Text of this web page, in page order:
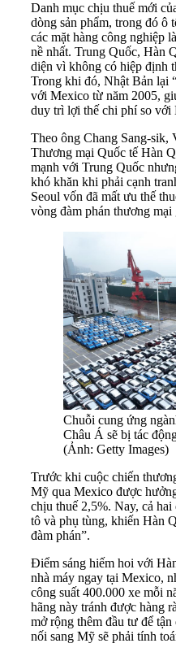
Danh mục chịu thuế mới
dòng sản phẩm, trong đó ô
các mặt hàng công nghiệp
nề nhất. Trung Quốc, Hàn
diện vì không có hiệp định
Trong khi đó, Nhật Bản lại
với Mexico từ năm 2005,
duy trì lợi thế chi phí so với
Theo ông Chang Sang-
Thương mại Quốc tế Hàn
mạnh với Trung Quốc
khó khăn khi phải cạnh
Seoul vốn đã mất ưu thế
vòng đàm phán thương mại
Chuỗi cung ứng
Châu Á sẽ bị tác
(Ảnh: Getty Images)
Trước khi cuộc chiến
Mỹ qua Mexico được
chịu thuế 2,5%. Nay, cả
tô và phụ tùng, khiến Hàn
đàm phán”.
Điểm sáng hiếm hoi với
nhà máy ngay tại Mexico,
công suất 400.000 xe mỗi
hãng này tránh được hàng
mở rộng thêm đầu tư để
nối sang Mỹ sẽ phải tính